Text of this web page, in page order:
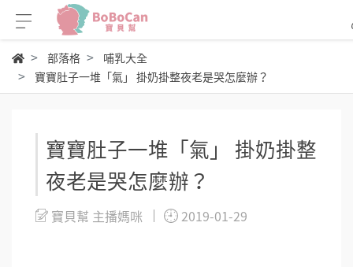
部落格
哺乳大全
寶寶肚子一堆「氣」 掛奶掛整夜老是哭怎麼辦？
寶寶肚子一堆「氣」 掛奶掛整
夜老是哭怎麼辦？
寶貝幫 主播媽咪 2019-01-29